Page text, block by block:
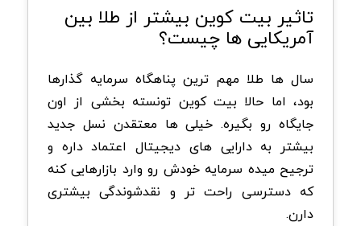
تاثیر بیت کوین بیشتر از طلا بین
آمریکایی ها چیست؟
سال ها طلا مهم ترین پناهگاه سرمایه گذارها
بود، اما حالا بیت کوین تونسته بخشی از اون
جایگاه رو بگیره. خیلی ها معتقدن نسل جدید
بیشتر به دارایی های دیجیتال اعتماد داره و
ترجیح میده سرمایه خودش رو وارد بازارهایی کنه
که دسترسی راحت تر و نقدشوندگی بیشتری
دارن.